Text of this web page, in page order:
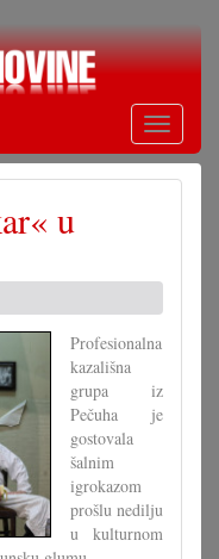
Toggle
u
Profesionalna
kazališna
grupa iz
Pečuha je
gostovala
šalnim
igrokazom
prošlu nedilju
u kulturnom